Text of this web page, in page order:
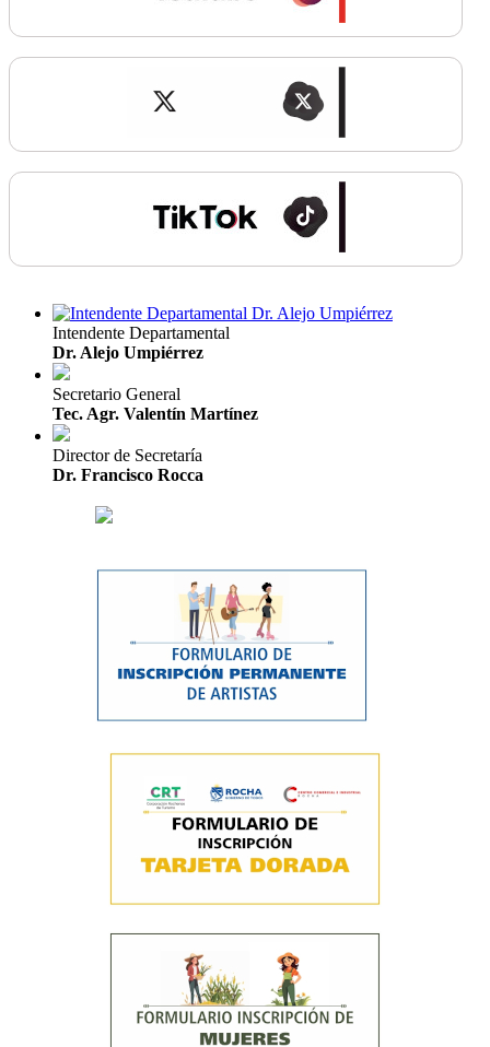
Intendente Departamental
Dr. Alejo Umpiérrez
Secretario General
Tec. Agr. Valentín Martínez
Director de Secretaría
Dr. Francisco Rocca